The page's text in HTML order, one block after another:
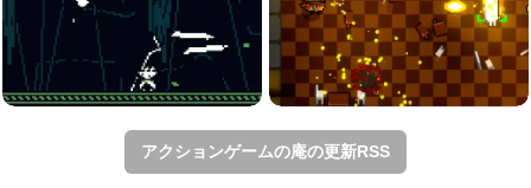
アクションゲームの庵の更新RSS